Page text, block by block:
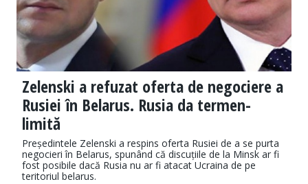
Zelenski a refuzat oferta de negociere a
Rusiei în Belarus. Rusia da termen-
limită
Președintele Zelenski a respins oferta Rusiei de a se purta
negocieri în Belarus, spunând că discuțiile de la Minsk ar fi
fost posibile dacă Rusia nu ar fi atacat Ucraina de pe
teritoriul belarus.